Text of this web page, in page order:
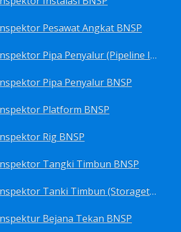
Pesawat Angkat BNSP
Sertifikasi Inspektor Pipa Penyalur (Pipeline Inspector) BNSP
Pipa Penyalur BNSP
Platform BNSP
Rig BNSP
Tangki Timbun BNSP
Sertifikasi Inspektor Tanki Timbun (Storagetank Inspector) BNSP
Bejana Tekan BNSP